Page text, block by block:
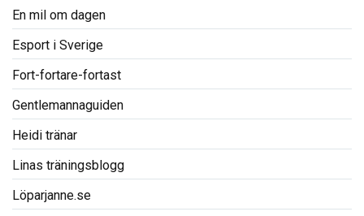
En mil om dagen
Esport i Sverige
Fort-fortare-fortast
Gentlemannaguiden
Heidi tränar
Linas träningsblogg
Löparjanne.se